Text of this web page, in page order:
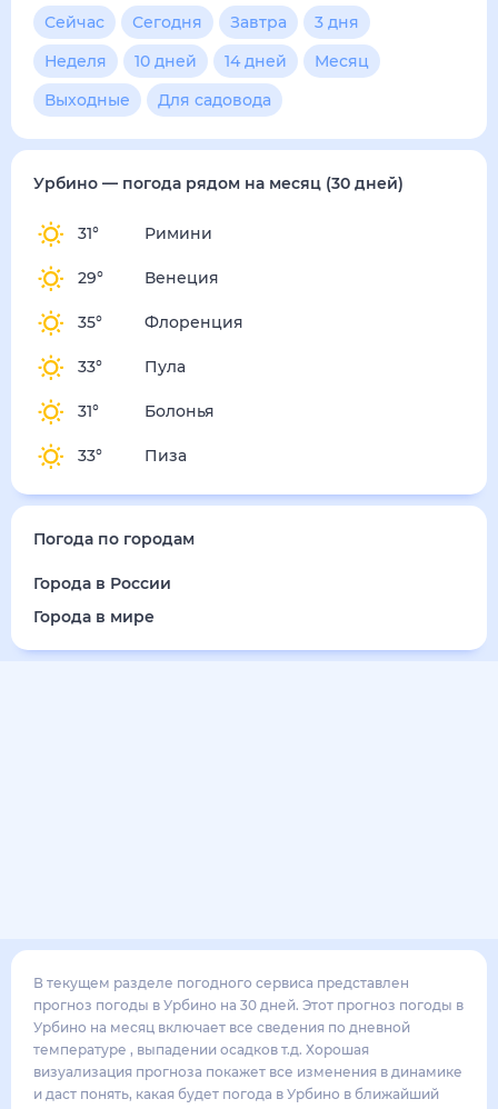
Сейчас Сегодня Завтра
3 дня
Неделя
10 дней 14 дней
Месяц
Выходные
Для садовода
Урбино — погода рядом на месяц (30 дней)
31° Римини
29° Венеция
35° Флоренция
33° Пула
31° Болонья
33° Пиза
Погода по городам
Города в России
Города в мире
В текущем разделе погодного сервиса представлен
прогноз погоды в Урбино на 30 дней. Этот прогноз погоды в
Урбино на месяц включает все сведения по дневной
температуре , выпадении осадков т.д. Хорошая
визуализация прогноза покажет все изменения в динамике
и даст понять, какая будет погода в Урбино в ближайший